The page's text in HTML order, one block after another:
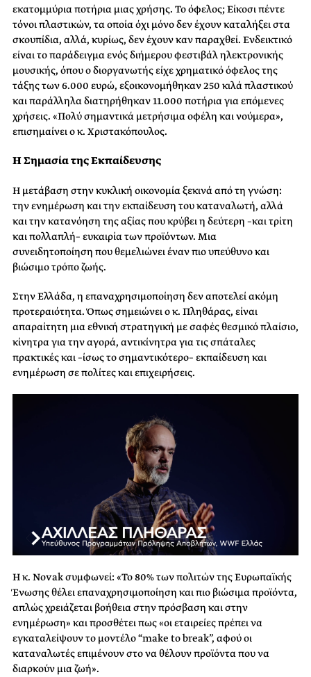
εκατομμύρια ποτήρια μιας χρήσης. Το όφελος; Είκοσι πέντε
τόνοι πλαστικών, τα οποία όχι μόνο δεν έχουν καταλήξει στα
σκουπίδια, αλλά, κυρίως, δεν έχουν καν παραχθεί. Ενδεικτικό
είναι το παράδειγμα ενός διήμερου φεστιβάλ ηλεκτρονικής
μουσικής, όπου ο διοργανωτής είχε χρηματικό όφελος της
τάξης των 6.000 ευρώ, εξοικονομήθηκαν 250 κιλά πλαστικού
και παράλληλα διατηρήθηκαν 11.000 ποτήρια για επόμενες
χρήσεις. «Πολύ σημαντικά μετρήσιμα οφέλη και νούμερα»,
επισημαίνει ο κ. Χριστακόπουλος.
Η Σημασία της Εκπαίδευσης
Η μετάβαση στην κυκλική οικονομία ξεκινά από τη γνώση:
την ενημέρωση και την εκπαίδευση του καταναλωτή, αλλά
και την κατανόηση της αξίας που κρύβει η δεύτερη –και τρίτη
και πολλαπλή– ευκαιρία των προϊόντων. Μια
συνειδητοποίηση που θεμελιώνει έναν πιο υπεύθυνο και
βιώσιμο τρόπο ζωής.
Στην Ελλάδα, η επαναχρησιμοποίηση δεν αποτελεί ακόμη
προτεραιότητα. Όπως σημειώνει ο κ. Πληθάρας, είναι
απαραίτητη μια εθνική στρατηγική με σαφές θεσμικό πλαίσιο,
κίνητρα για την αγορά, αντικίνητρα για τις σπάταλες
πρακτικές και –ίσως το σημαντικότερο– εκπαίδευση και
ενημέρωση σε πολίτες και επιχειρήσεις.
Η κ. Novak συμφωνεί: «Το 80% των πολιτών της Ευρωπαϊκής
Ένωσης θέλει επαναχρησιμοποίηση και πιο βιώσιμα προϊόντα,
απλώς χρειάζεται βοήθεια στην πρόσβαση και στην
ενημέρωση» και προσθέτει πως «οι εταιρείες πρέπει να
εγκαταλείψουν το μοντέλο “make to break”, αφού οι
καταναλωτές επιμένουν στο να θέλουν προϊόντα που να
διαρκούν μια ζωή».